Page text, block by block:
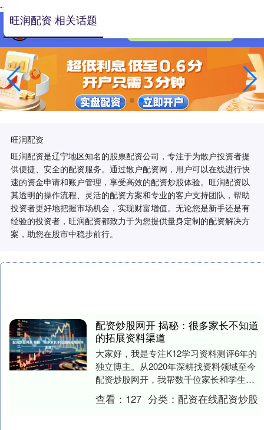
-->
旺润配资
旺润配资是辽宁地区知名的股票配资公司，专注于为散户投资者提
供便捷、安全的配资服务。通过散户配资网，用户可以在线进行快
速的资金申请和账户管理，享受高效的配资炒股体验。旺润配资以
其透明的操作流程、灵活的配资方案和专业的客户支持团队，帮助
投资者更好地把握市场机会，实现财富增值。无论您是新手还是有
经验的投资者，旺润配资都致力于为您提供量身定制的配资解决方
案，助您在股市中稳步前行。
旺润配资 相关话题
配资炒股网开 揭秘：很多家长不知道
的拓展资料渠道
大家好，我是专注K12学习资料测评6年的
独立博主。从2020年深耕找资料领域至今
配资炒股网开，我帮数千位家长和学生解
决了从小学到高中的资料需求。最近在
2026年....
查看： 127 分类：配资在线配资炒股